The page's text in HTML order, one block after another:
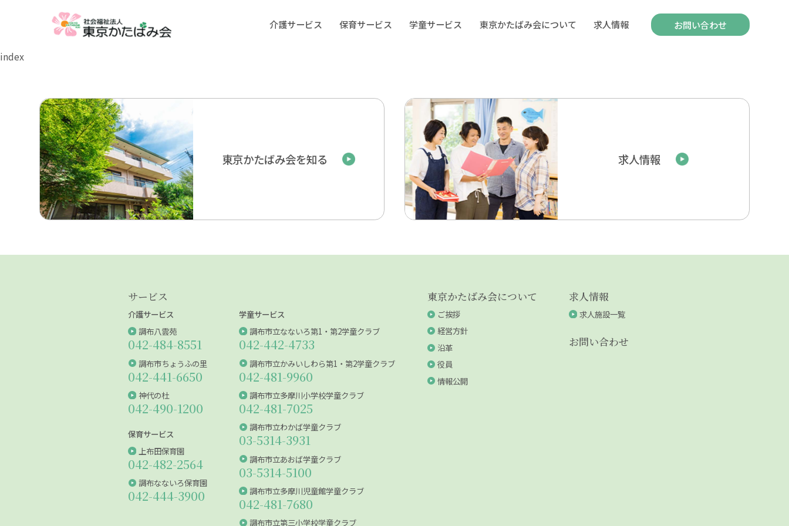
介護サービス 保育サービス 学童サービス 東京かたばみ会について 求人情報 お問い合わせ
index
東京かたばみ会を知る 求人情報
サービス
介護サービス
調布八雲苑
042-484-8551
調布市ちょうふの里
042-441-6650
神代の杜
042-490-1200
保育サービス
上布田保育園
042-482-2564
調布なないろ保育園
042-444-3900
学童サービス
調布市立なないろ第1・第2学童クラブ
042-442-4733
調布市立かみいしわら第1・第2学童クラブ
042-481-9960
調布市立多摩川小学校学童クラブ
042-481-7025
調布市立わかば学童クラブ
03-5314-3931
調布市立あおば学童クラブ
03-5314-5100
調布市立多摩川児童館学童クラブ
042-481-7680
調布市立第三小学校学童クラブ
東京かたばみ会について
ご挨拶
経営方針
沿革
役員
情報公開
求人情報
求人施設一覧
お問い合わせ